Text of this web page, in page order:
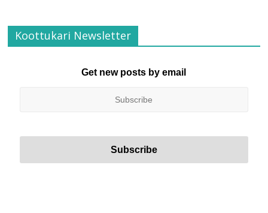
Koottukari Newsletter
Get new posts by email